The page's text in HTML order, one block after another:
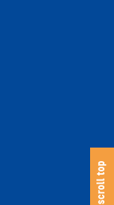
scroll tops
c
o
l
l
t
o